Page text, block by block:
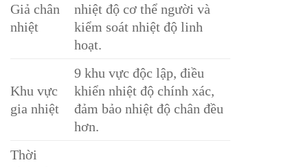
Giả chân
nhiệt
nhiệt độ cơ thể người và
kiểm soát nhiệt độ linh
hoạt.
Khu vực
gia nhiệt
9 khu vực độc lập, điều
khiển nhiệt độ chính xác,
đảm bảo nhiệt độ chân đều
hơn.
Thời